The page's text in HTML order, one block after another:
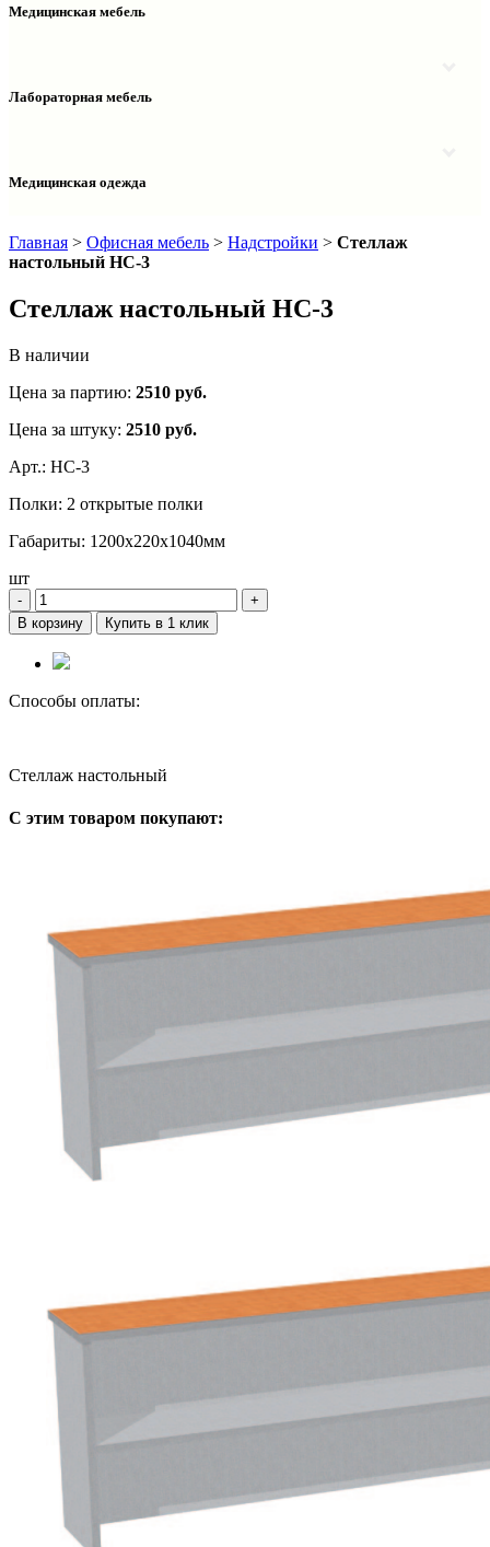
Надстройки
Столы рабочие
Шкафы колонки
Медицинская мебель
Шкафы колонки медицинские
Лабораторная мебель
Тумбы мойки лабораторные
Медицинская одежда
Главная > Офисная мебель > Надстройки > Стеллаж
настольный НС-3
Стеллаж настольный НС-3
В наличии
Цена за партию: 2510 руб.
Цена за штуку: 2510 руб.
Арт.: НС-3
Полки: 2 открытые полки
Габариты: 1200х220х1040мм
шт
‐
+
В корзину
Купить в 1 клик
Способы оплаты:
Стеллаж настольный
С этим товаром покупают: